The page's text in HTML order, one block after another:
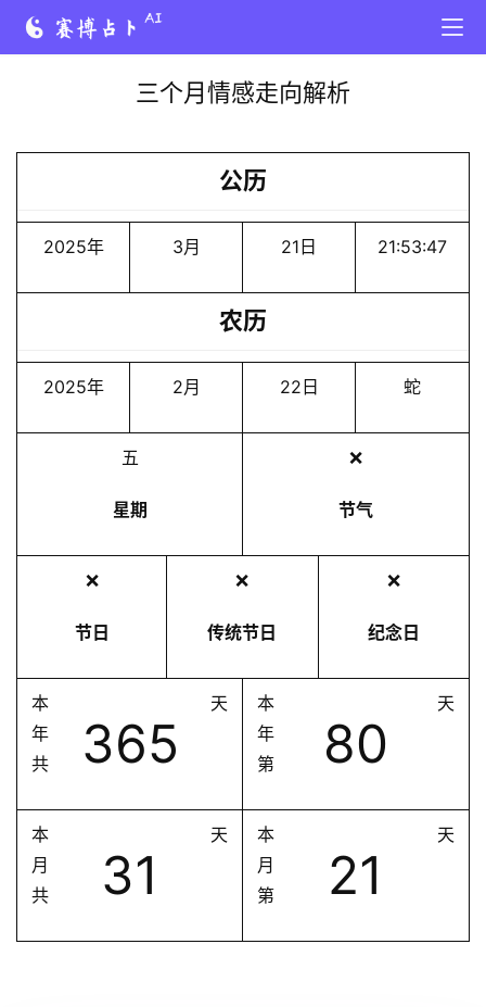
三个月情感走向解析
公历
2025年 3月 21日 21:53:47
农历
2025年 2月 22日 蛇
五
星期
❌
节气
❌
节日
❌
传统节日
❌
纪念日
本
年
共
365
天
本
年
第
80
天
本
月
共
31
天
本
月
第
21
天